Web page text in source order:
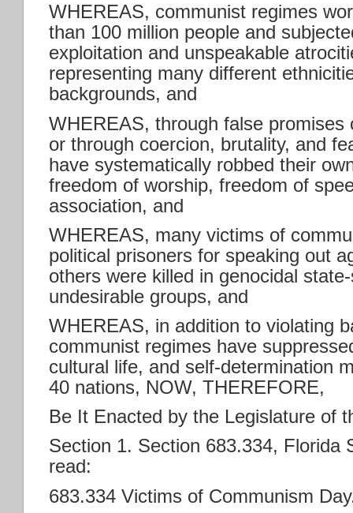
WHEREAS, communist regimes
than 100 million people and
exploitation and unspeakable
representing many different
backgrounds, and
WHEREAS, through false promises
or through coercion, brutality, and
have systematically robbed their
freedom of worship, freedom of
association, and
WHEREAS, many victims of
political prisoners for speaking out
others were killed in genocidal
undesirable groups, and
WHEREAS, in addition to violating
communist regimes have
cultural life, and self-determination
40 nations, NOW, THEREFORE,
Be It Enacted by the Legislature of
Section 1. Section 683.334, Florida
read:
683.334 Victims of Communism